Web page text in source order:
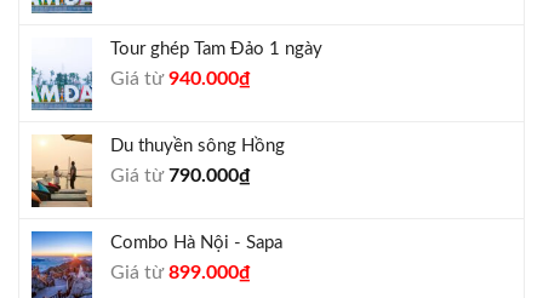
1.800.000₫. là:
Tour ghép Tam Đảo 1 ngày
Giá từGiá
1.000.000₫.
940.000₫Giá
là:
Du thuyền sông Hồng
Giá từ790.000₫
Combo Hà Nội - Sapa
Giá từGiá
899.000₫Giá